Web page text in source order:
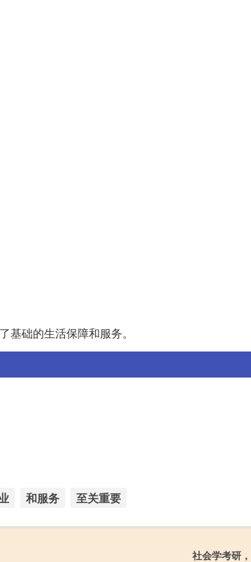
础的生活保障和服务。
和服务 至关重要
社会学考研